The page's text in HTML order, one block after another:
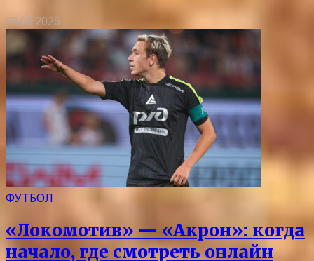
08.08.2026
ФУТБОЛ
«Локомотив» — «Акрон»: когда
начало, где смотреть онлайн